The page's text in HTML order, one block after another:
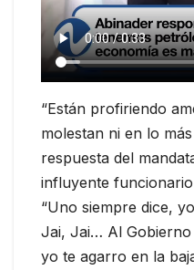
“Están profiriendo
molestan ni en lo
respuesta del
influyente
“Uno siempre dice,
Jai, Jai… Al Gobierno
yo te agarro en la